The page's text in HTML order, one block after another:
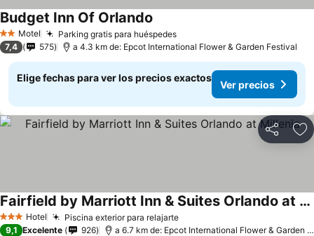
2 Estrellas
Motel Parking gratis para huéspedes
Budget Inn Of Orlando
7,4 575 a 4.3 km de: Epcot International Flower & Garden Festival
Elige fechas para ver los precios exactos
Ver precios
Compartir
3 Estrellas
Hotel Piscina exterior para relajarte
Fairfield by Marriott Inn & Suites Orlando at Millenia
9,1 Excelente 926 a 6.7 km de: Epcot International Flower & Garden Festival